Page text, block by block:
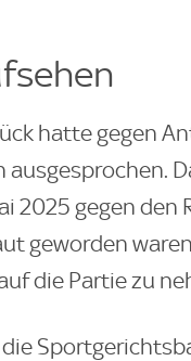
hatte gegen
2025 gegen den
geworden
die Partie zu